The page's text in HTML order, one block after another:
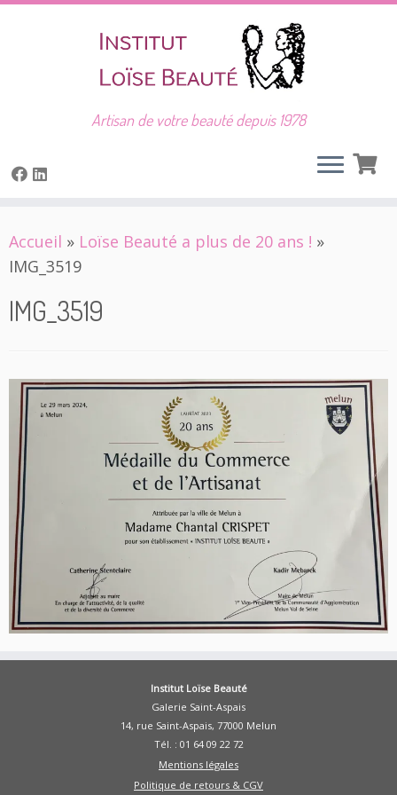
to
content
Artisan de votre beauté depuis 1978
Accueil » Loïse Beauté a plus de 20 ans ! »
IMG_3519
IMG_3519
Institut Loïse Beauté
Galerie Saint-Aspais
14, rue Saint-Aspais, 77000 Melun
Tél. : 01 64 09 22 72
Mentions légales
Politique de retours & CGV